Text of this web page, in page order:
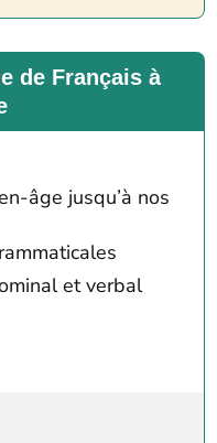
de Français à
âge jusqu’à nos
et verbal